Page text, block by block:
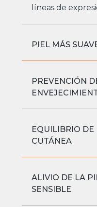
líneas de
PIEL MÁS
PREVENCIÓN
EQUILIBRIO DE
CUTÁNEA
ALIVIO DE LA
SENSIBLE